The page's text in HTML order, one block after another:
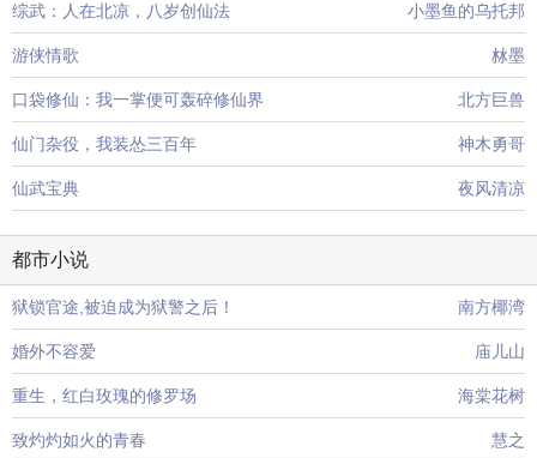
综武：人在北凉，八岁创仙法 小墨鱼的乌托邦
游侠情歌 沝墨
口袋修仙：我一掌便可轰碎修仙界 北方巨兽
仙门杂役，我装怂三百年 神木勇哥
仙武宝典 夜风清凉
都市小说
狱锁官途,被迫成为狱警之后！ 南方椰湾
婚外不容爱 庙儿山
重生，红白玫瑰的修罗场 海棠花树
致灼灼如火的青春 慧之